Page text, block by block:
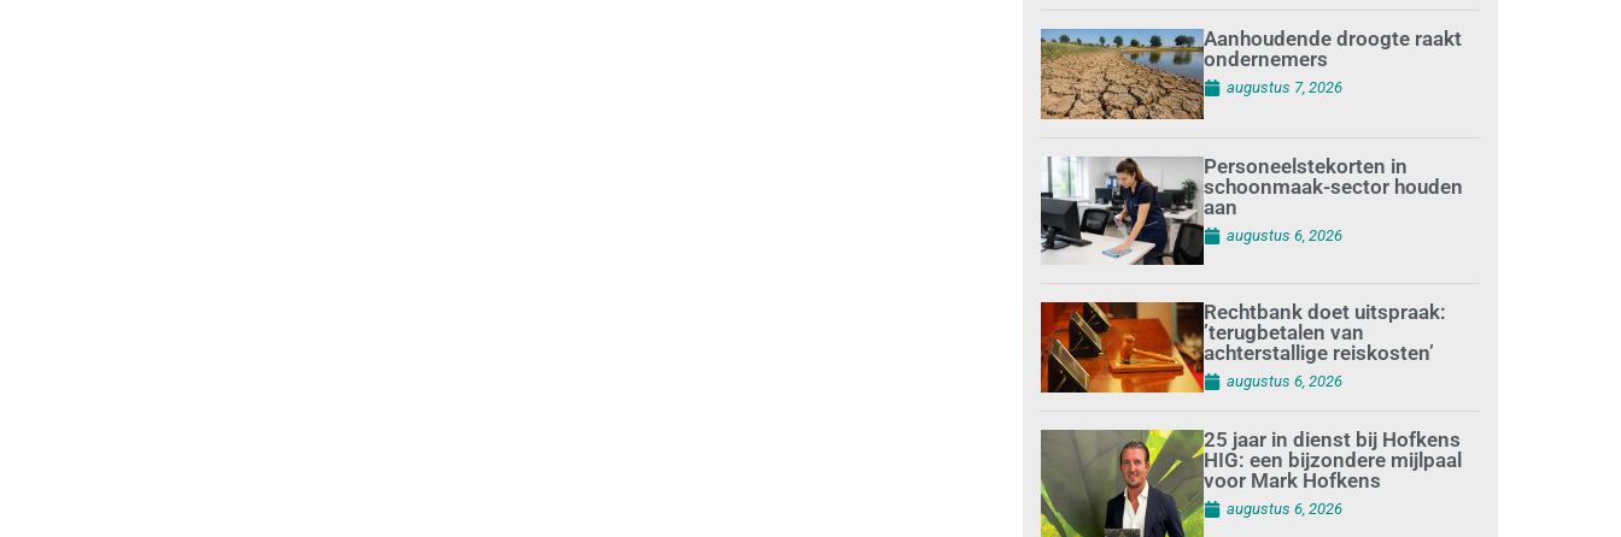
Aanhoudende droogte raakt
ondernemers
augustus 7, 2026
Personeelstekorten in
schoonmaak-sector houden
aan
augustus 6, 2026
Rechtbank doet uitspraak:
’terugbetalen van
achterstallige reiskosten’
augustus 6, 2026
25 jaar in dienst bij Hofkens
HIG: een bijzondere mijlpaal
voor Mark Hofkens
augustus 6, 2026